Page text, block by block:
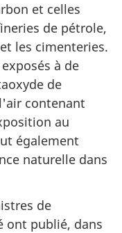
et celles
de pétrole,
les cimenteries.
à de
de
contenant
au
également
naturelle dans
de
ont publié, dans